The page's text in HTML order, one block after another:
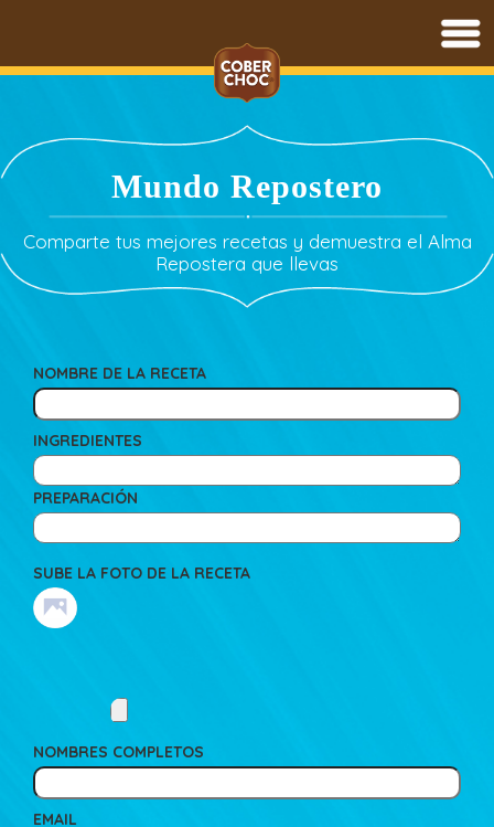
Saltar
Mundo Repostero
Comparte tus mejores recetas y demuestra el Alma
Repostera que llevas
NOMBRE DE LA RECETA
INGREDIENTES
PREPARACIÓN
SUBE LA FOTO DE LA RECETA
NOMBRES COMPLETOS
EMAIL